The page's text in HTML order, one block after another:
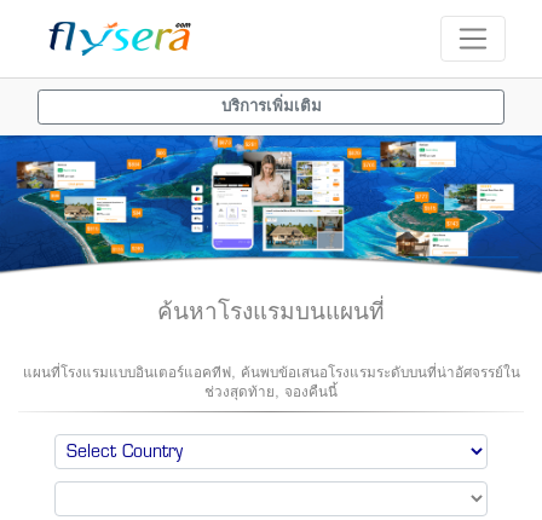
บริการเพิ่มเติม
ค้นหาโรงแรมบนแผนที่
แผนที่โรงแรมแบบอินเตอร์แอคทีฟ, ค้นพบข้อเสนอโรงแรมระดับบนที่น่าอัศจรรย์ใน
ช่วงสุดท้าย, จองคืนนี้